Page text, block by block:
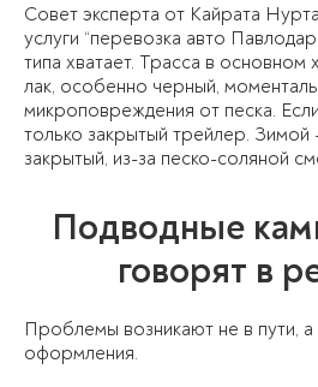
Совет эксперта от Кайрата
услуги “перевозка авто
типа хватает. Трасса в
лак, особенно черный,
микроповреждения от песка.
только закрытый трейлер. Зимой
закрытый, из-за песко-соляной
Подводные
говорят в
Проблемы возникают не в пути, а
оформления.